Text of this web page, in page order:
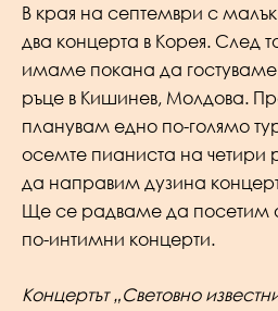
В края на септември с
два концерта в Корея. След
имаме покана да
ръце в Кишинев, Молдова.
планувам едно по-голямо
осемте пианиста на четири
да направим дузина
Ще се радваме да посетим
по-интимни концерти.
Концертът „Световно